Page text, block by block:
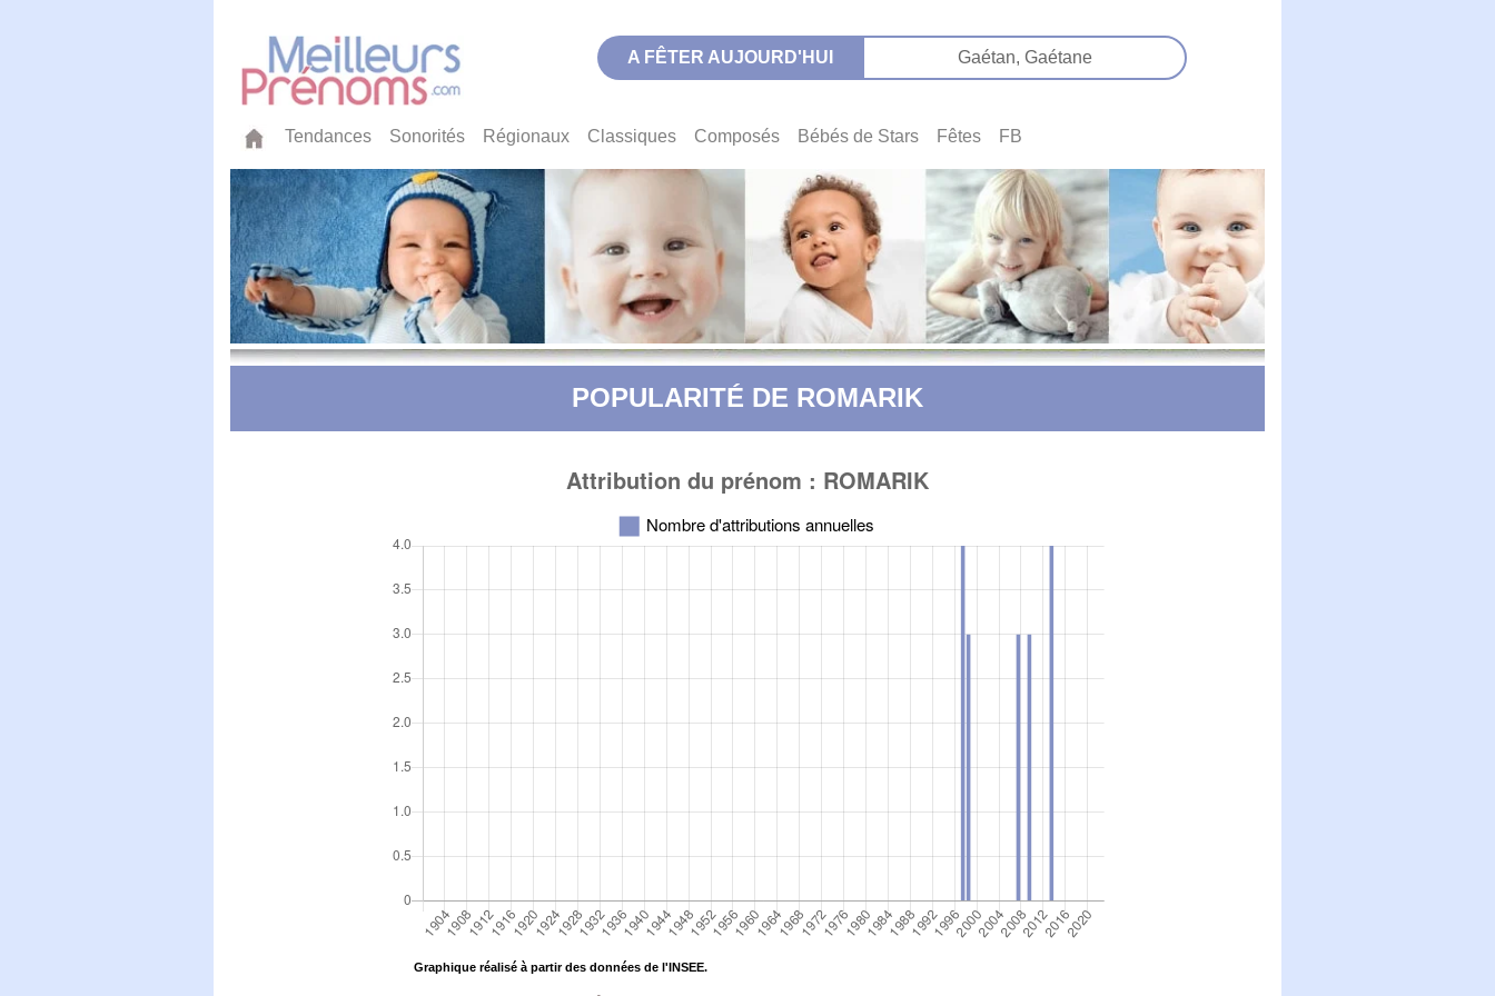
A FÊTER AUJOURD'HUI Gaétan, Gaétane
Tendances Sonorités Régionaux Classiques Composés Bébés de Stars Fêtes FB
POPULARITÉ DE ROMARIK
Graphique réalisé à partir des données de l'INSEE.